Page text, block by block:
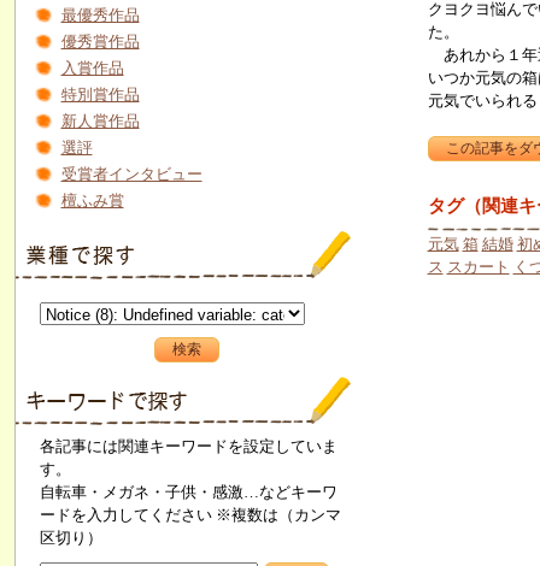
最優秀作品
優秀賞作品
入賞作品
特別賞作品
新人賞作品
選評
受賞者インタビュー
檀ふみ賞
各記事には関連キーワードを設定していま
す。
自転車・メガネ・子供・感激…などキーワ
ードを入力してください ※複数は（カンマ
区切り）
クヨクヨ悩ん
た。
あれから１年
いつか元気の
元気でいられ
タグ（関連
元気 箱 結婚 初
ス スカート く